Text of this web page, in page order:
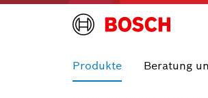
Produkte Beratung